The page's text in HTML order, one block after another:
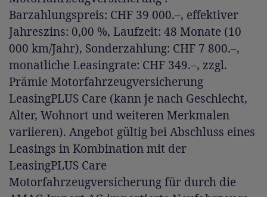
Barzahlungspreis: CHF 39 000.–, effektiver
Jahreszins: 0,00 %, Laufzeit: 48 Monate (10
000 km/Jahr), Sonderzahlung: CHF 7 800.–,
monatliche Leasingrate: CHF 349.–, zzgl.
Prämie Motorfahrzeugversicherung
LeasingPLUS Care (kann je nach Geschlecht,
Alter, Wohnort und weiteren Merkmalen
variieren). Angebot gültig bei Abschluss eines
Leasings in Kombination mit der
LeasingPLUS Care
Motorfahrzeugversicherung für durch die